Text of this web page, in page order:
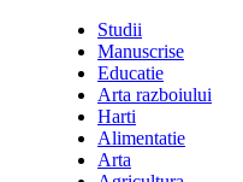
Studii
Manuscrise
Educatie
Arta razboiului
Harti
Alimentatie
Arta